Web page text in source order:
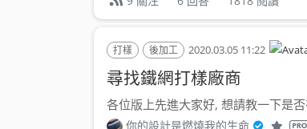
打樣 後加工 2020.03.05 11:22
尋找鐵網打樣廠商
各位版上先進大家好, 想請教一下是
你的設計是燃燒我的生命